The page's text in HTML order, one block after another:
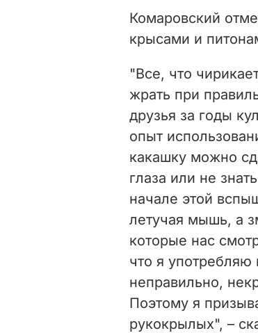
Комаровский
крысами и
"Все, что
жрать при
друзья за годы
опыт
какашку можно
глаза или не
начале этой
летучая мышь, а
которые нас
что я
неправильно,
Поэтому я
рукокрылых", –